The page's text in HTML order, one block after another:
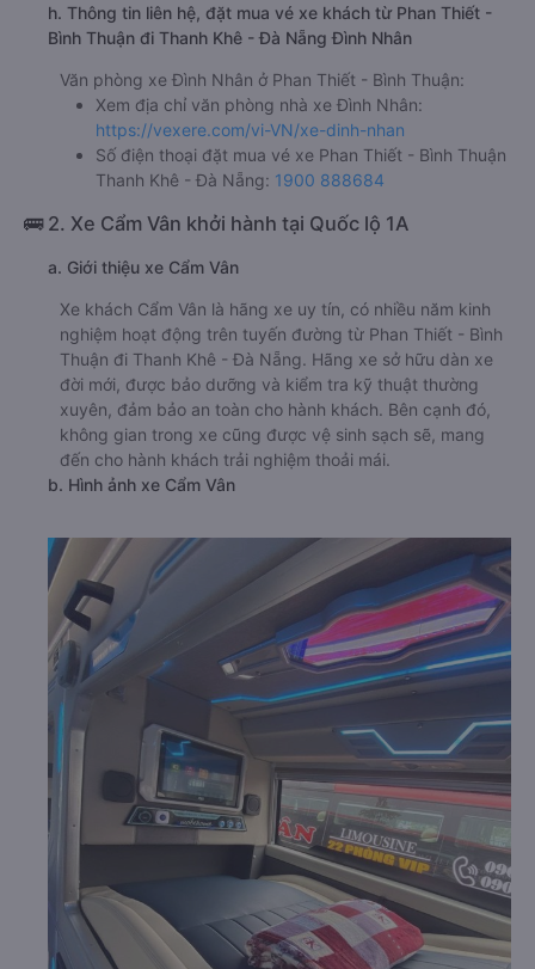
h. Thông tin liên hệ, đặt mua vé xe khách từ Phan Thiết -
Bình Thuận đi Thanh Khê - Đà Nẵng Đình Nhân
Văn phòng xe Đình Nhân ở Phan Thiết - Bình Thuận:
Xem địa chỉ văn phòng nhà xe Đình Nhân:
https://vexere.com/vi-VN/xe-dinh-nhan
Số điện thoại đặt mua vé xe Phan Thiết - Bình Thuận
Thanh Khê - Đà Nẵng: 1900 888684
🚌 2. Xe Cẩm Vân khởi hành tại Quốc lộ 1A
a. Giới thiệu xe Cẩm Vân
Xe khách Cẩm Vân là hãng xe uy tín, có nhiều năm kinh
nghiệm hoạt động trên tuyến đường từ Phan Thiết - Bình
Thuận đi Thanh Khê - Đà Nẵng. Hãng xe sở hữu dàn xe
đời mới, được bảo dưỡng và kiểm tra kỹ thuật thường
xuyên, đảm bảo an toàn cho hành khách. Bên cạnh đó,
không gian trong xe cũng được vệ sinh sạch sẽ, mang
đến cho hành khách trải nghiệm thoải mái.
b. Hình ảnh xe Cẩm Vân